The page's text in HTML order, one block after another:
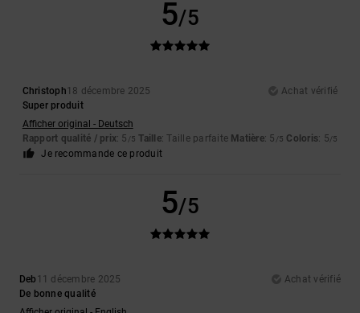
5/5
Christoph18 décembre 2025
Achat vérifié
Super produit
Afficher original - Deutsch
Rapport qualité / prix: 5 /5 Taille: Taille parfaite Matière: 5 /5 Coloris: 5/5
Je recommande ce produit
5/5
Deb 11 décembre 2025
Achat vérifié
De bonne qualité